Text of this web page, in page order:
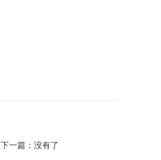
下一篇：没有了